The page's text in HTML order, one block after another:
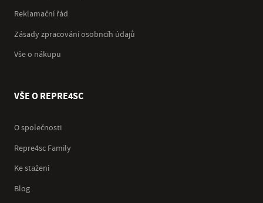
Reklamační řád
Zásady zpracování osobncíh údajů
Vše o nákupu
VŠE O REPRE4SC
O společnosti
Repre4sc Family
Ke stažení
Blog